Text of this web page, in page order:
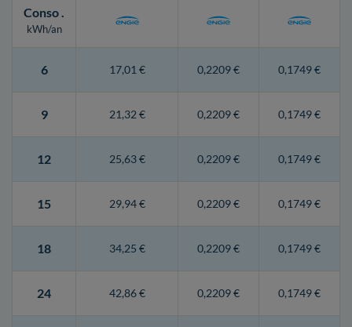
Conso.
kWh/an
6 17,01 € 0,2209 € 0,1749 €
9 21,32 € 0,2209 € 0,1749 €
12 25,63 € 0,2209 € 0,1749 €
15 29,94 € 0,2209 € 0,1749 €
18 34,25 € 0,2209 € 0,1749 €
24 42,86 € 0,2209 € 0,1749 €